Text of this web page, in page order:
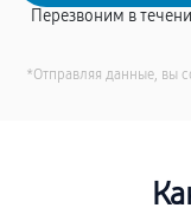
Перезвоним в
*Отправляя данные, вы